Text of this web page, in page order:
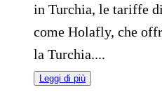
in Turchia, le tariffe
come Holafly, che
la Turchia....
Leggi di più